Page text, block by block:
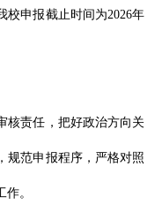
校申报截止时间为2026年
责任，把好政治方向关
规范申报程序，严格对照
。